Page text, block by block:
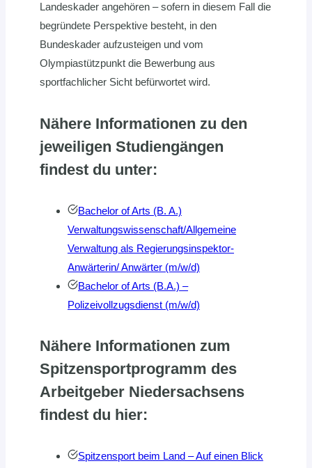
Landeskader angehören – sofern in diesem Fall die
begründete Perspektive besteht, in den
Bundeskader aufzusteigen und vom
Olympiastützpunkt die Bewerbung aus
sportfachlicher Sicht befürwortet wird.
Nähere Informationen zu den
jeweiligen Studiengängen
findest du unter:
Bachelor of Arts (B. A.)
Verwaltungswissenschaft/Allgemeine
Verwaltung als Regierungsinspektor-
Anwärterin/ Anwärter (m/w/d)
Bachelor of Arts (B.A.) –
Polizeivollzugsdienst (m/w/d)
Nähere Informationen zum
Spitzensportprogramm des
Arbeitgeber Niedersachsens
findest du hier:
Spitzensport beim Land – Auf einen Blick